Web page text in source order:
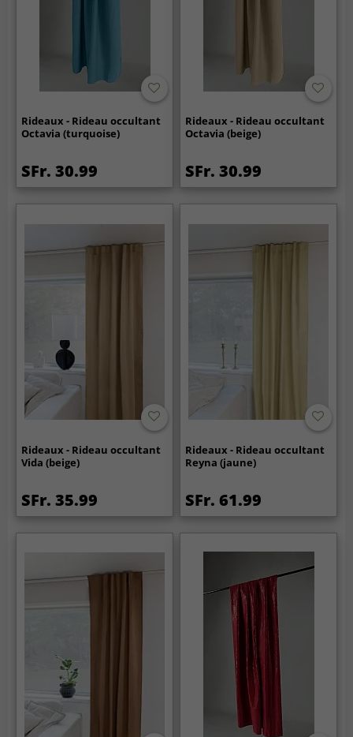
Rideaux - Rideau occultant
Octavia (turquoise)
SFr. 30.99
Rideaux - Rideau occultant
Octavia (beige)
SFr. 30.99
Rideaux - Rideau occultant
Vida (beige)
SFr. 35.99
Rideaux - Rideau occultant
Reyna (jaune)
SFr. 61.99